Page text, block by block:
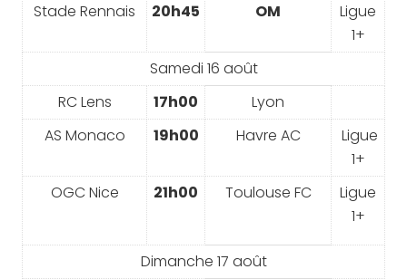
Stade Rennais
20h45 OM
Ligue
1+
Samedi 16 août
RC Lens
17h00
Lyon
AS Monaco
19h00 Havre AC
Ligue
1+
OGC Nice
21h00 Toulouse FC
Ligue
1+
Dimanche 17 août